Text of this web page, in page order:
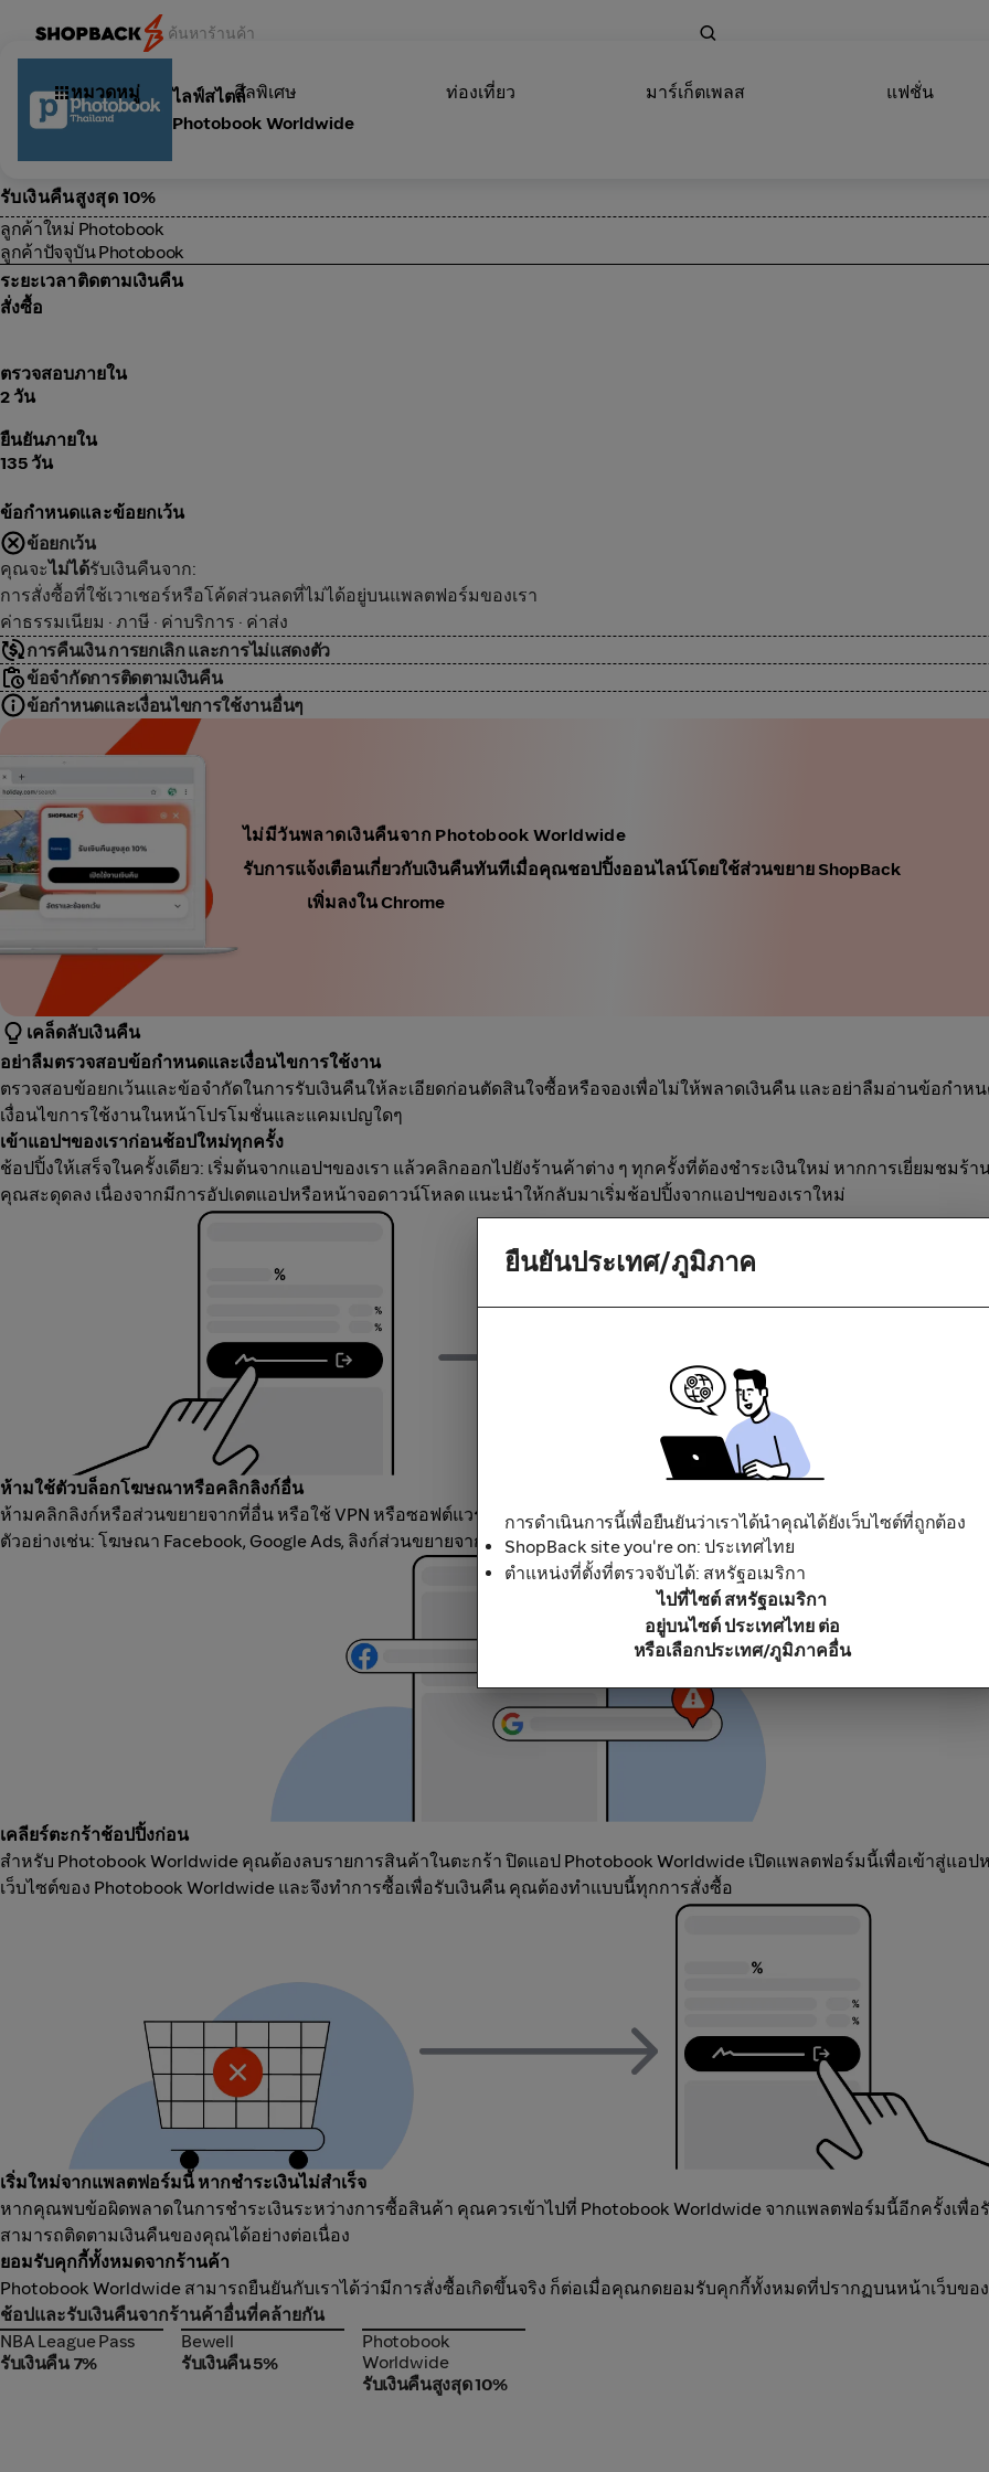
หมวดหมู่ ดีลพิเศษ ท่องเที่ยว มาร์เก็ตเพลส แฟชั่น
ไลฟ์สไตล์
Photobook Worldwide
รับเงินคืนสูงสุด 10%
ลูกค้าใหม่ Photobook
ลูกค้าปัจจุบัน Photobook
ระยะเวลาติดตามเงินคืน
สั่งซื้อ
ตรวจสอบภายใน
2 วัน
ยืนยันภายใน
135 วัน
ข้อกำหนดและข้อยกเว้น
ข้อยกเว้น
คุณจะไม่ได้รับเงินคืนจาก:
การสั่งซื้อที่ใช้เวาเชอร์หรือโค้ดส่วนลดที่ไม่ได้อยู่บนแพลตฟอร์มของเรา
ค่าธรรมเนียม · ภาษี · ค่าบริการ · ค่าส่ง
การคืนเงิน การยกเลิก และการไม่แสดงตัว
ข้อจำกัดการติดตามเงินคืน
ข้อกำหนดและเงื่อนไขการใช้งานอื่นๆ
ไม่มีวันพลาดเงินคืนจาก Photobook Worldwide
รับการแจ้งเตือนเกี่ยวกับเงินคืนทันทีเมื่อคุณชอปปิ้งออนไลน์โดยใช้ส่วนขยาย ShopBack
เพิ่มลงใน Chrome
เคล็ดลับเงินคืน
อย่าลืมตรวจสอบข้อกำหนดและเงื่อนไขการใช้งาน
ตรวจสอบข้อยกเว้นและข้อจำกัดในการรับเงินคืนให้ละเอียดก่อนตัดสินใจซื้อหรือจองเพื่อไม่ให้พลาดเงินคืน และอย่าลืมอ่านข้อกำห
เงื่อนไขการใช้งานในหน้าโปรโมชั่นและแคมเปญใดๆ
เข้าแอปฯของเราก่อนช้อปใหม่ทุกครั้ง
ช้อปปิ้งให้เสร็จในครั้งเดียว: เริ่มต้นจากแอปฯของเรา แล้วคลิกออกไปยังร้านค้าต่าง ๆ ทุกครั้งที่ต้องชำระเงินใหม่ หากการเยี่ยมชมร้า
คุณสะดุดลง เนื่องจากมีการอัปเดตแอปหรือหน้าจอดาวน์โหลด แนะนำให้กลับมาเริ่มช้อปปิ้งจากแอปฯของเราใหม่
ห้ามใช้ตัวบล็อกโฆษณาหรือคลิกลิงก์อื่น
ห้ามคลิกลิงก์หรือส่วนขยายจากที่อื่น หรือใช้ VPN หรือซอฟต์แวร์บล็อกโฆษณา เนื่องจากการใช้สิ่งนี้อาจส่งผลให้เงินคืนของคุณไม่ถู
ตัวอย่างเช่น: โฆษณา Facebook, Google Ads, ลิงก์ส่วนขยายจากแพลตฟอร์มสิทธิพิเศษหรือเงินคืนอื่นๆ
เคลียร์ตะกร้าช้อปปิ้งก่อน
สำหรับ Photobook Worldwide คุณต้องลบรายการสินค้าในตะกร้า ปิดแอป Photobook Worldwide เปิดแพลตฟอร์มนี้เพื่อเข้าสู่แอป
เว็บไซต์ของ Photobook Worldwide และจึงทำการซื้อเพื่อรับเงินคืน คุณต้องทำแบบนี้ทุกการสั่งซื้อ
เริ่มใหม่จากแพลตฟอร์มนี้ หากชำระเงินไม่สำเร็จ
หากคุณพบข้อผิดพลาดในการชำระเงินระหว่างการซื้อสินค้า คุณควรเข้าไปที่ Photobook Worldwide จากแพลตฟอร์มนี้อีกครั้งเพื่อ
สามารถติดตามเงินคืนของคุณได้อย่างต่อเนื่อง
ยอมรับคุกกี้ทั้งหมดจากร้านค้า
Photobook Worldwide สามารถยืนยันกับเราได้ว่ามีการสั่งซื้อเกิดขึ้นจริง ก็ต่อเมื่อคุณกดยอมรับคุกกี้ทั้งหมดที่ปรากฏบนหน้าเว็บขอ
ช้อปและรับเงินคืนจากร้านค้าอื่นที่คล้ายกัน
NBA League Pass
NBA League Pass
รับเงินคืน 7%
Bewell
Bewell
รับเงินคืน 5%
Photobook
Worldwide
Photobook
Worldwide
รับเงินคืนสูงสุด 10%
ยืนยันประเทศ/ภูมิภาค
การดำเนินการนี้เพื่อยืนยันว่าเราได้นำคุณได้ยังเว็บไซต์ที่ถูกต้อง
ShopBack site you're on: ประเทศไทย
ตำแหน่งที่ตั้งที่ตรวจจับได้: สหรัฐอเมริกา
ไปที่ไซต์ สหรัฐอเมริกา
อยู่บนไซต์ ประเทศไทย ต่อ
หรือเลือกประเทศ/ภูมิภาคอื่น